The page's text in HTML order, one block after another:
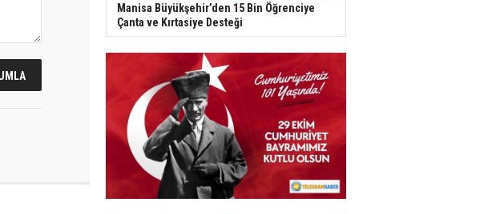
Manisa Büyükşehir’den 15 Bin Öğrenciye
Çanta ve Kırtasiye Desteği